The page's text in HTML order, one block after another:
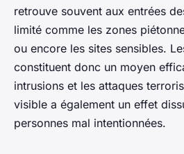
retrouve souvent aux entrées
limité comme les zones
ou encore les sites sensibles.
constituent donc un moyen
intrusions et les attaques
visible a également un effet
personnes mal intentionnées.